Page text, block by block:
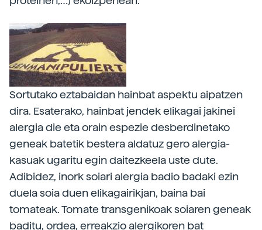
Sortutako eztabaidan hainbat aspektu aipatzen
dira. Esaterako, hainbat jendek elikagai jakinei
alergia die eta orain espezie desberdinetako
geneak batetik bestera aldatuz gero alergia-
kasuak ugaritu egin daitezkeela uste dute.
Adibidez, inork soiari alergia badio badaki ezin
duela soia duen elikagairikjan, baina bai
tomateak. Tomate transgenikoak soiaren geneak
baditu, ordea, erreakzio alergikoren bat